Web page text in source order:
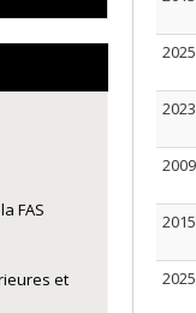
2025
2023
2009
2015
2025
FAS
et